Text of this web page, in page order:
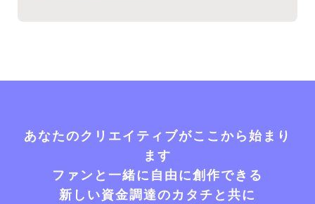
あなたのクリエイティブがここから始まり
ます
ファンと一緒に自由に創作できる
新しい資金調達のカタチと共に